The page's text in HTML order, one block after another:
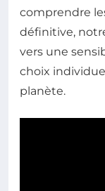
comprendre
définitive,
vers une
choix
planète.